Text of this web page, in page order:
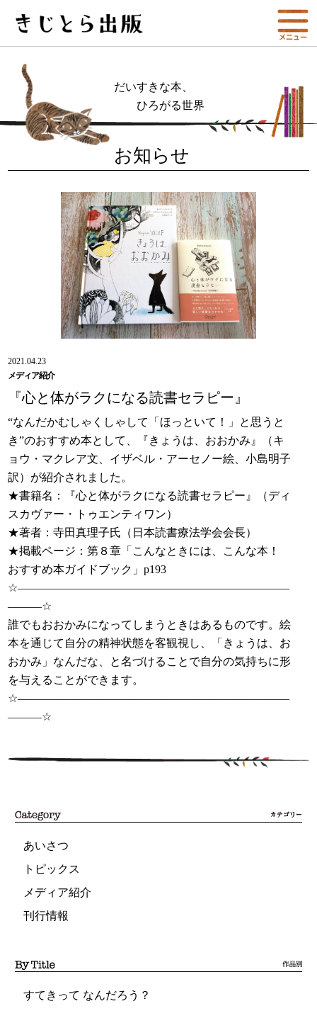
だいすきな本、
ひろがる世界
お知らせ
2021.04.23
メディア紹介
『心と体がラクになる読書セラピー』
“なんだかむしゃくしゃして「ほっといて！」と思うと
き”のおすすめ本として、『きょうは、おおかみ』（キ
ョウ・マクレア文、イザベル・アーセノー絵、小島明子
訳）が紹介されました。
★書籍名：『心と体がラクになる読書セラピー』（ディ
スカヴァー・トゥエンティワン）
★著者：寺田真理子氏（日本読書療法学会会長）
★掲載ページ：第８章「こんなときには、こんな本！
おすすめ本ガイドブック」p193
☆――――――――――――――――――――――――
―――☆
誰でもおおかみになってしまうときはあるものです。絵
本を通じて自分の精神状態を客観視し、「きょうは、お
おかみ」なんだな、と名づけることで自分の気持ちに形
を与えることができます。
☆――――――――――――――――――――――――
―――☆
あいさつ
トピックス
メディア紹介
刊行情報
すてきって なんだろう？